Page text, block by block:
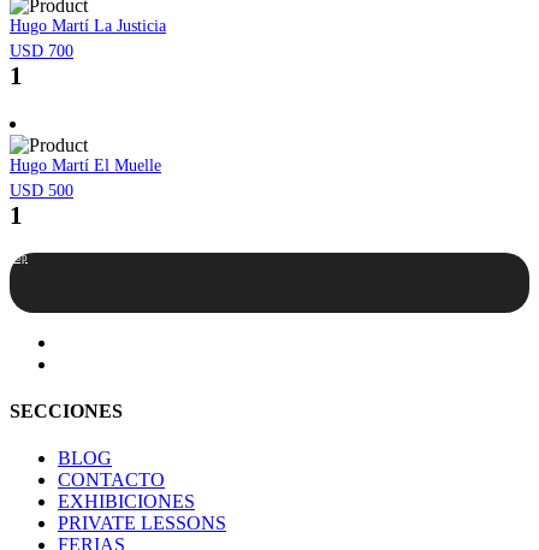
Hugo Martí­ La Justicia
USD 700
1
Hugo Martí El Muelle
USD 500
1
Top
SECCIONES
BLOG
CONTACTO
EXHIBICIONES
PRIVATE LESSONS
FERIAS